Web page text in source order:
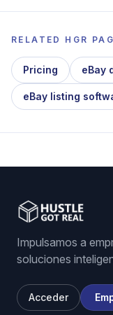
RELATED HGR
Pricing eBay
eBay listing
Impulsamos a
soluciones
Acceder